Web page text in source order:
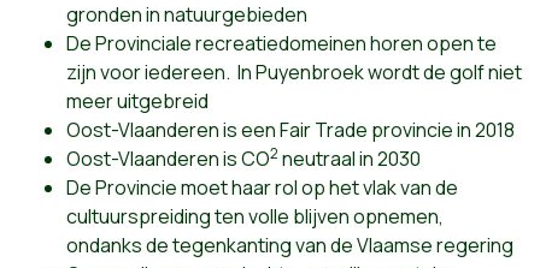
gronden in natuurgebieden
De Provinciale recreatiedomeinen horen open te
zijn voor iedereen. In Puyenbroek wordt de golf niet
meer uitgebreid
Oost-Vlaanderen is een Fair Trade provincie in 2018
Oost-Vlaanderen is CO2 neutraal in 2030
De Provincie moet haar rol op het vlak van de
cultuurspreiding ten volle blijven opnemen,
ondanks de tegenkanting van de Vlaamse regering